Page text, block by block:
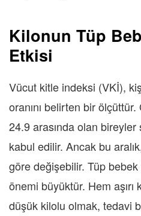
Kilonun Tüp
Etkisi
Vücut kitle indeksi (VKİ),
oranını belirten bir
24.9 arasında olan bireyler
kabul edilir. Ancak bu
göre değişebilir. Tüp
önemi büyüktür. Hem
düşük kilolu olmak, tedavi